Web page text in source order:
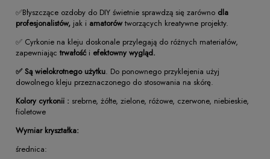
✅Błyszczące ozdoby do DIY świetnie sprawdzą się zarówno dla
profesjonalistów, jak i amatorów tworzących kreatywne projekty.
✅ Cyrkonie na kleju doskonale przylegają do różnych materiałów,
zapewniając trwałość i efektowny wygląd.
✅ Są wielokrotnego użytku. Do ponownego przyklejenia użyj
dowolnego kleju przeznaczonego do stosowania na skórę.
Kolory cyrkonii : srebrne, żółte, zielone, różowe, czerwone, niebieskie,
fioletowe
Wymiar kryształka:
średnica: